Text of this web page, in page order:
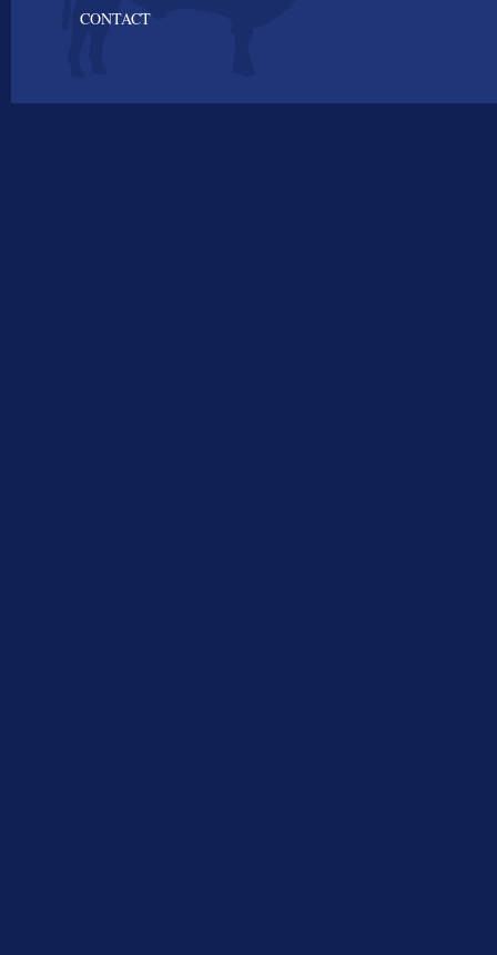
CONTACT